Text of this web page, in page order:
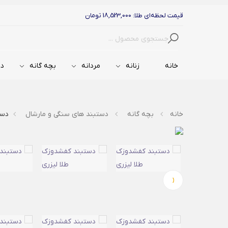
قیمت لحظه‌ای طلا: 18,523,000 تومان
جستجو
خانه زنانه مردانه بچه گانه
خانه بچه گانه دستبند های سنگی و مارشال
‹